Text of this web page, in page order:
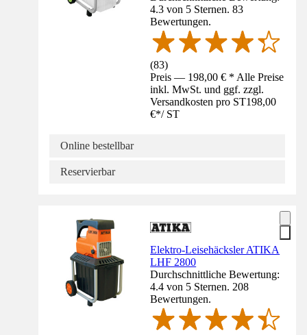
4.3 von 5 Sternen. 83
Bewertungen.
(83)
Preis — 198,00 € * Alle Preise
inkl. MwSt. und ggf. zzgl.
Versandkosten pro ST198,00
€*/ ST
Online bestellbar
Reservierbar
Elektro-Leisehäcksler ATIKA
LHF 2800
Durchschnittliche Bewertung:
4.4 von 5 Sternen. 208
Bewertungen.